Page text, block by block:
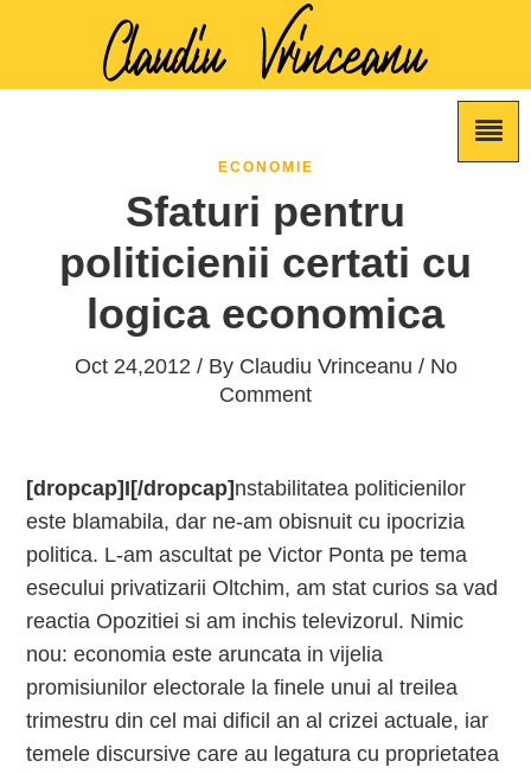
ECONOMIE
Sfaturi pentru
politicienii certati cu
logica economica
Oct 24,2012 / By Claudiu Vrinceanu / No
Comment
[dropcap]I[/dropcap] nstabilitatea politicienilor
este blamabila, dar ne-am obisnuit cu ipocrizia
politica. L-am ascultat pe Victor Ponta pe tema
esecului privatizarii Oltchim, am stat curios sa vad
reactia Opozitiei si am inchis televizorul. Nimic
nou: economia este aruncata in vijelia
promisiunilor electorale la finele unui al treilea
trimestru din cel mai dificil an al crizei actuale, iar
temele discursive care au legatura cu proprietatea